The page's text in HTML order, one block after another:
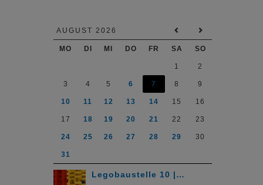
AUGUST 2026
MO DI MI DO FR SA SO
1 2
3 4 5 6 7 8 9
10 11 12 13 14 15 16
17 18 19 20 21 22 23
24 25 26 27 28 29 30
31
Legobaustelle 10 |…